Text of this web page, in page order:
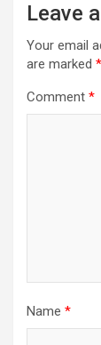
Leave
Your email
are marked *
Comment *
Name *